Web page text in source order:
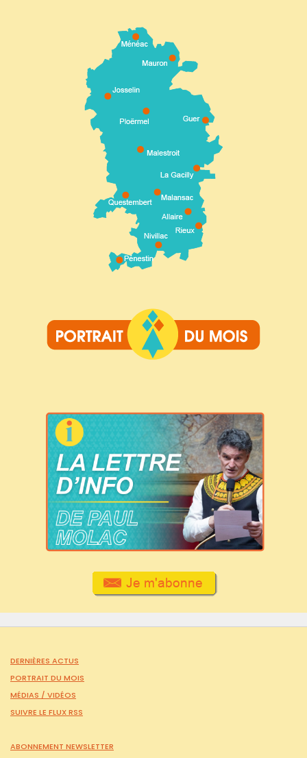
DERNIÈRES ACTUS
PORTRAIT DU MOIS
MÉDIAS / VIDÉOS
SUIVRE LE FLUX RSS
ABONNEMENT NEWSLETTER